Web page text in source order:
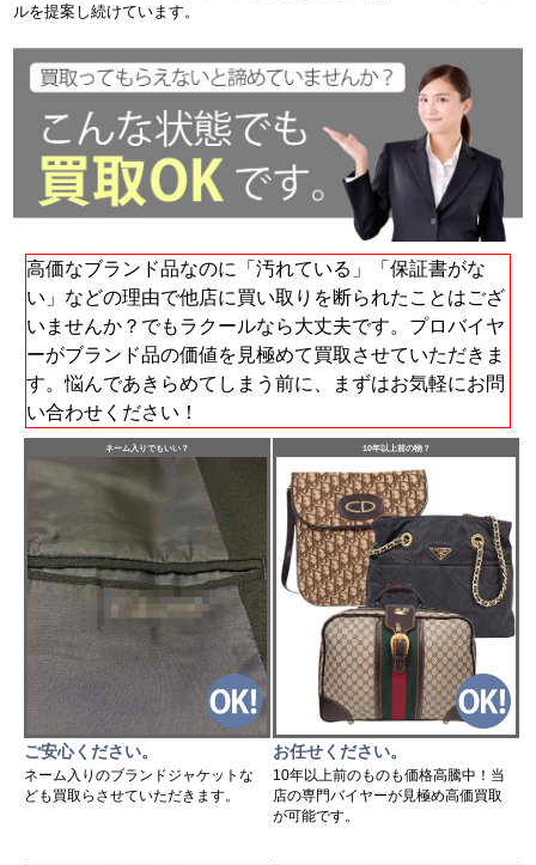
ルを提案し続けています。
高価なブランド品なのに「汚れている」「保証書がな
い」などの理由で他店に買い取りを断られたことはござ
いませんか？でもラクールなら大丈夫です。プロバイヤ
ーがブランド品の価値を見極めて買取させていただきま
す。悩んであきらめてしまう前に、まずはお気軽にお問
い合わせください！
ネーム入りでもいい？
ご安心ください。
ネーム入りのブランドジャケットな
ども買取らさせていただきます。
10年以上前の物？
お任せください。
10年以上前のものも価格高騰中！当
店の専門バイヤーが見極め高価買取
が可能です。